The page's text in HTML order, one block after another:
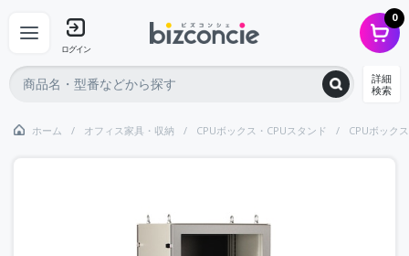
ログイン
0
詳細
検索
ホーム オフィス家具・収納 CPUボックス・CPUスタンド CPUボックス